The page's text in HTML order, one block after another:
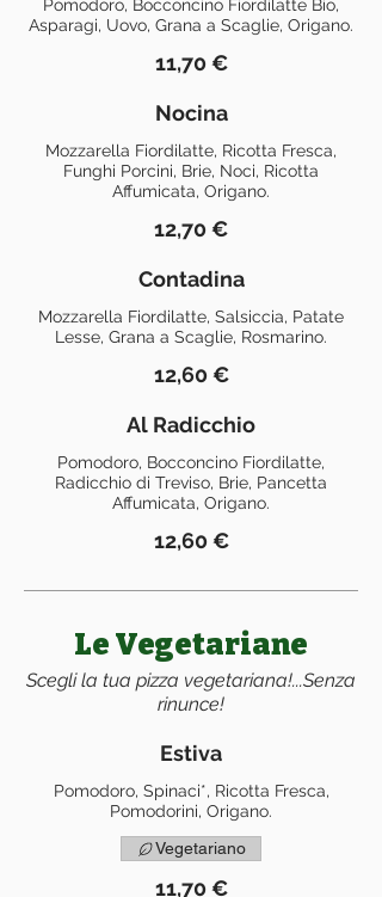
Pomodoro, Bocconcino Fiordilatte Bio,
Asparagi, Uovo, Grana a Scaglie, Origano.
11,70 €
Nocina
Mozzarella Fiordilatte, Ricotta Fresca,
Funghi Porcini, Brie, Noci, Ricotta
Affumicata, Origano.
12,70 €
Contadina
Mozzarella Fiordilatte, Salsiccia, Patate
Lesse, Grana a Scaglie, Rosmarino.
12,60 €
Al Radicchio
Pomodoro, Bocconcino Fiordilatte,
Radicchio di Treviso, Brie, Pancetta
Affumicata, Origano.
12,60 €
Le Vegetariane
Scegli la tua pizza vegetariana!...Senza
rinunce!
Estiva
Pomodoro, Spinaci*, Ricotta Fresca,
Pomodorini, Origano.
11,70 €
Vegetariano